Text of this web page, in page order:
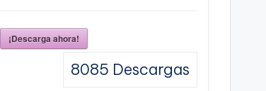
¡Descarga ahora!
8085 Descargas